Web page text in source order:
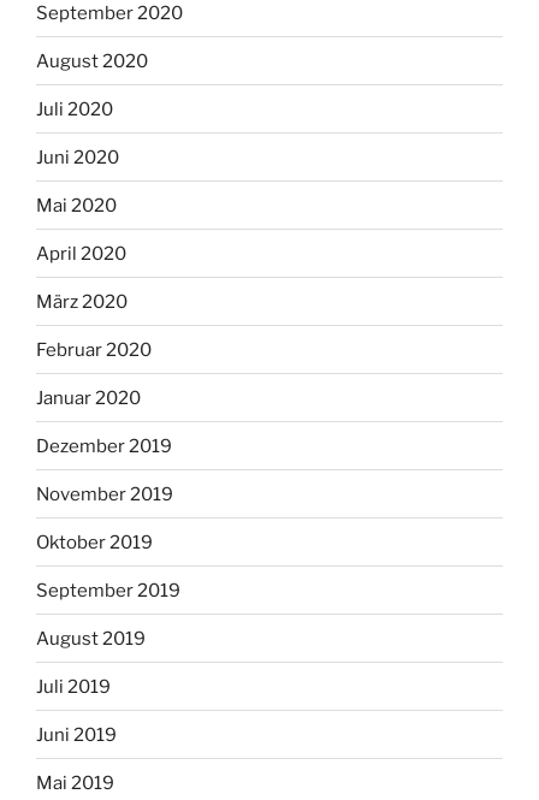
September 2020
August 2020
Juli 2020
Juni 2020
Mai 2020
April 2020
März 2020
Februar 2020
Januar 2020
Dezember 2019
November 2019
Oktober 2019
September 2019
August 2019
Juli 2019
Juni 2019
Mai 2019